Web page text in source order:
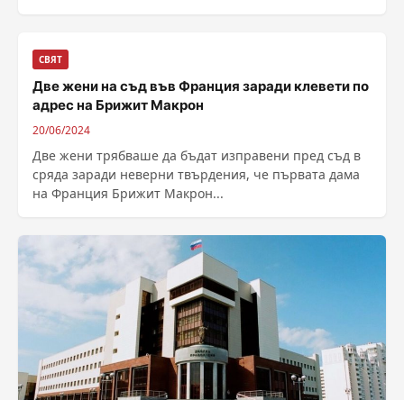
СВЯТ
Две жени на съд във Франция заради клевети по
адрес на Брижит Макрон
20/06/2024
Две жени трябваше да бъдат изправени пред съд в
сряда заради неверни твърдения, че първата дама
на Франция Брижит Макрон...